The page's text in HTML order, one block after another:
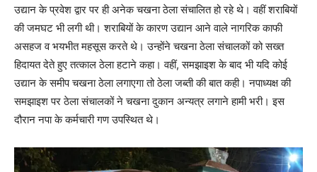
उद्यान के प्रवेश द्वार पर ही अनेक चखना ठेला संचालित हो रहे थे। वहीं शराबियों
की जमघट भी लगी थी। शराबियों के कारण उद्यान आने वाले नागरिक काफी
असहज व भयभीत महसूस करते थे। उन्होंने चखना ठेला संचालकों को सख्त
हिदायत देते हुए तत्काल ठेला हटाने कहा। वहीं, समझाइश के बाद भी यदि कोई
उद्यान के समीप चखना ठेला लगाएगा तो ठेला जब्ती की बात कही। नपाध्यक्ष की
समझाइश पर ठेला संचालकों ने चखना दुकान अन्यत्र लगाने हामी भरी। इस
दौरान नपा के कर्मचारी गण उपस्थित थे।